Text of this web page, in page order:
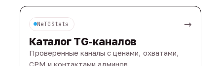
NeTGStats →
Каталог TG-каналов
Проверенные каналы с ценами, охватами,
CPM и контактами админов.